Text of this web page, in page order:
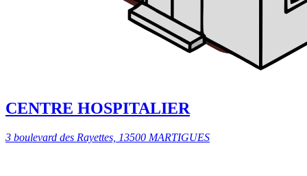
CENTRE HOSPITALIER
3 boulevard des Rayettes, 13500 MARTIGUES